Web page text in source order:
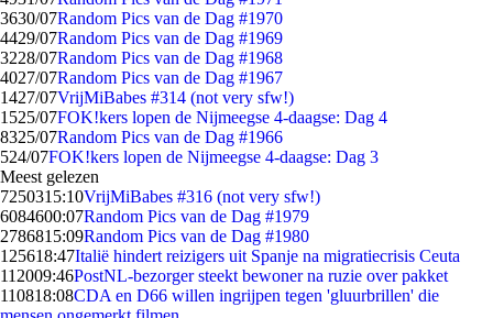
3630/07Random Pics van de Dag #1970
4429/07Random Pics van de Dag #1969
3228/07Random Pics van de Dag #1968
4027/07Random Pics van de Dag #1967
1427/07VrijMiBabes #314 (not very sfw!)
1525/07FOK!kers lopen de Nijmeegse 4-daagse: Dag 4
8325/07Random Pics van de Dag #1966
524/07FOK!kers lopen de Nijmeegse 4-daagse: Dag 3
Meest gelezen
7250315:10VrijMiBabes #316 (not very sfw!)
6084600:07Random Pics van de Dag #1979
2786815:09Random Pics van de Dag #1980
125618:47Italië hindert reizigers uit Spanje na migratiecrisis Ceuta
112009:46PostNL-bezorger steekt bewoner na ruzie over pakket
110818:08CDA en D66 willen ingrijpen tegen 'gluurbrillen' die